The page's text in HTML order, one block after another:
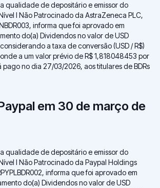
qualidade de depositário e emissor do
I Não Patrocinado da AstraZeneca PLC,
informa que foi aprovado em
do(a) Dividendos no valor de USD
a taxa de conversão (USD / R$)
a um valor prévio de R$ 1,818048453 por
pago no dia 27/03/2026, aos titulares de BDRs
em 30 de março de
qualidade de depositário e emissor do
I Não Patrocinado da Paypal Holdings
informa que foi aprovado em
do(a) Dividendos no valor de USD